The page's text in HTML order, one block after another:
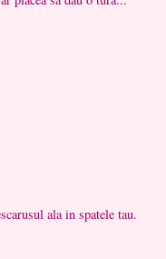
ala in spatele tau.